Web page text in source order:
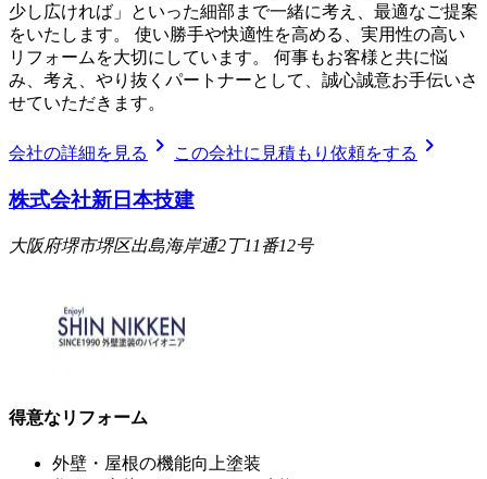
少し広ければ」といった細部まで一緒に考え、最適なご提案
をいたします。 使い勝手や快適性を高める、実用性の高い
リフォームを大切にしています。 何事もお客様と共に悩
み、考え、やり抜くパートナーとして、誠心誠意お手伝いさ
せていただきます。
会社の詳細を見る chevron_right この会社に見積もり依頼をする chevron_right
株式会社新日本技建
大阪府堺市堺区出島海岸通2丁11番12号
得意なリフォーム
外壁・屋根の機能向上塗装